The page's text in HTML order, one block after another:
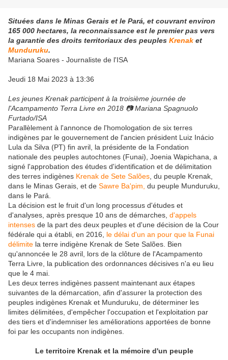
Situées dans le Minas Gerais et le Pará, et couvrant environ
165 000 hectares, la reconnaissance est le premier pas vers
la garantie des droits territoriaux des peuples Krenak et
Munduruku.
Mariana Soares - Journaliste de l'ISA
Jeudi 18 Mai 2023 à 13:36
Les jeunes Krenak participent à la troisième journée de
l'Acampamento Terra Livre en 2018 📷 Mariana Spagnuolo
Furtado/ISA
Parallèlement à l'annonce de l'homologation de six terres
indigènes par le gouvernement de l'ancien président Luiz Inácio
Lula da Silva (PT) fin avril, la présidente de la Fondation
nationale des peuples autochtones (Funai), Joenia Wapichana, a
signé l'approbation des études d'identification et de délimitation
des terres indigènes Krenak de Sete Salões , du peuple Krenak,
dans le Minas Gerais, et de Sawre Ba'pim, du peuple Munduruku,
dans le Pará.
La décision est le fruit d'un long processus d'études et
d'analyses, après presque 10 ans de démarches, d'appels
intenses de la part des deux peuples et d'une décision de la Cour
fédérale qui a établi, en 2016,
le délai d'un an pour que la Funai
délimite la terre indigène Krenak de Sete Salões. Bien
qu'annoncée le 28 avril, lors de la clôture de l'Acampamento
Terra Livre, la publication des ordonnances décisives n'a eu lieu
que le 4 mai.
Les deux terres indigènes passent maintenant aux étapes
suivantes de la démarcation, afin d'assurer la protection des
peuples indigènes Krenak et Munduruku, de déterminer les
limites délimitées, d'empêcher l'occupation et l'exploitation par
des tiers et d'indemniser les améliorations apportées de bonne
foi par les occupants non indigènes.
Le territoire Krenak et la mémoire d'un peuple